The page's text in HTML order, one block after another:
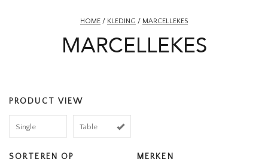
ACCESSOIRES
HOME / KLEDING / MARCELLEKES
MARCELLEKES
PRODUCT VIEW
Single Table
SORTEREN OP MERKEN